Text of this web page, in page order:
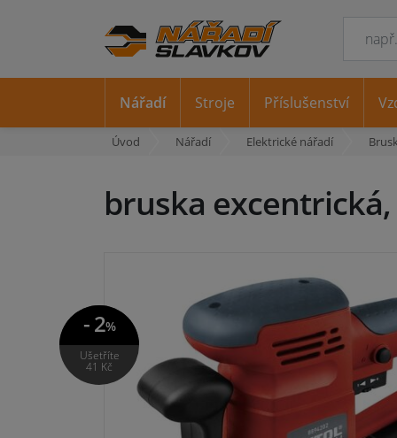
Úvod Nářadí Elektrické nářadí
bruska
- 2%
Ušetříte
41 Kč
Nářadí Stroje Příslušenství